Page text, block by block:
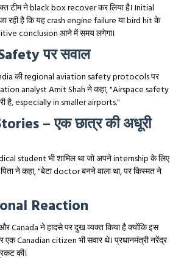
टीम ने black box recover कर लिया है। Initial
रही है कि यह crash engine failure या bird hit के
conclusion आने में समय लगेगा।
पर सवाल
की regional aviation safety protocols पर
analyst Amit Shah ने कहा, "Airspace safety
है, especially in smaller airports."
– एक छात्र की अधूरी
student भी शामिल था जो अपने internship के लिए
ने कहा, "बेटा doctor बनने वाला था, पर किस्मत ने
Reaction
Canada ने हादसे पर दुख व्यक्त किया है क्योंकि इस
Canadian citizen भी सवार थे। प्रधानमंत्री नरेंद्र
की।